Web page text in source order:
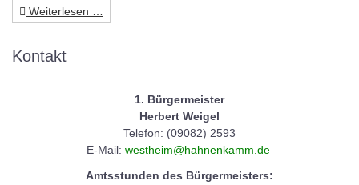
Weiterlesen …
Kontakt
1. Bürgermeister
Herbert Weigel
Telefon: (09082) 2593
E-Mail: westheim@hahnenkamm.de
Amtsstunden des Bürgermeisters: